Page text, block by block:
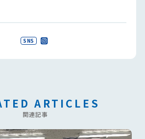
SNS
ARTICLES
関連記事